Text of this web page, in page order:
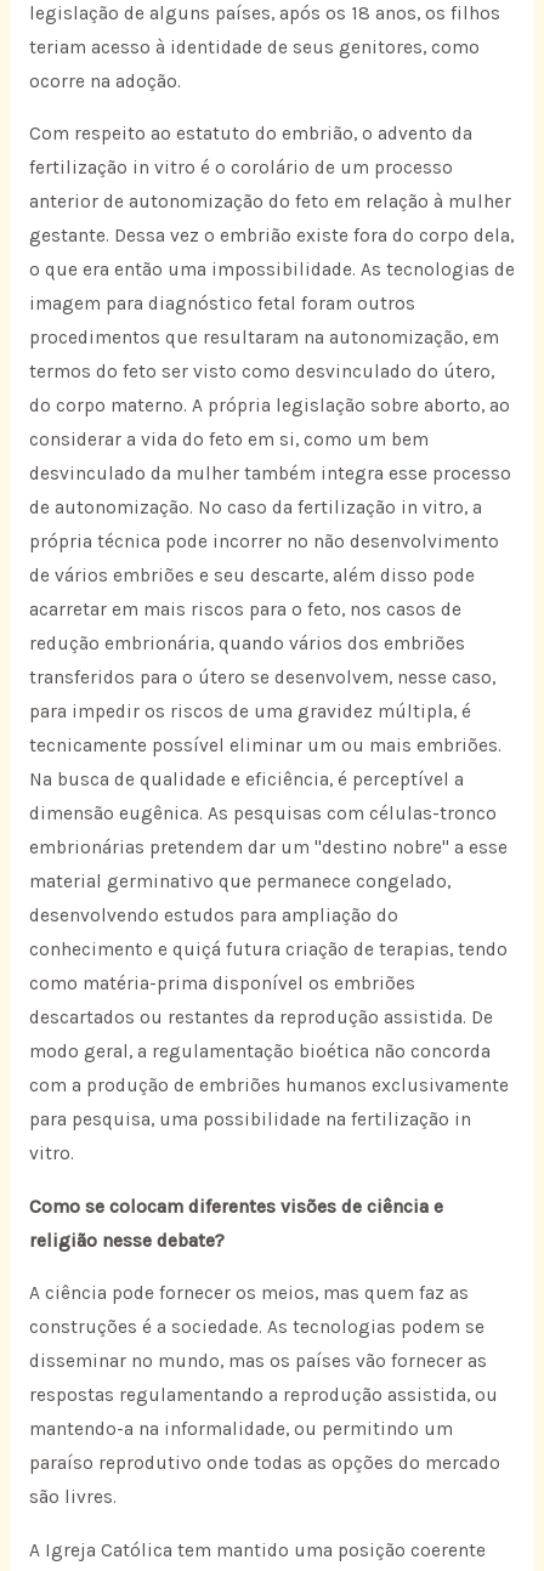
legislação de alguns países, após os 18 anos, os filhos
teriam acesso à identidade de seus genitores, como
ocorre na adoção.
Com respeito ao estatuto do embrião, o advento da
fertilização in vitro é o corolário de um processo
anterior de autonomização do feto em relação à mulher
gestante. Dessa vez o embrião existe fora do corpo dela,
o que era então uma impossibilidade. As tecnologias de
imagem para diagnóstico fetal foram outros
procedimentos que resultaram na autonomização, em
termos do feto ser visto como desvinculado do útero,
do corpo materno. A própria legislação sobre aborto, ao
considerar a vida do feto em si, como um bem
desvinculado da mulher também integra esse processo
de autonomização. No caso da fertilização in vitro, a
própria técnica pode incorrer no não desenvolvimento
de vários embriões e seu descarte, além disso pode
acarretar em mais riscos para o feto, nos casos de
redução embrionária, quando vários dos embriões
transferidos para o útero se desenvolvem, nesse caso,
para impedir os riscos de uma gravidez múltipla, é
tecnicamente possível eliminar um ou mais embriões.
Na busca de qualidade e eficiência, é perceptível a
dimensão eugênica. As pesquisas com células-tronco
embrionárias pretendem dar um "destino nobre" a esse
material germinativo que permanece congelado,
desenvolvendo estudos para ampliação do
conhecimento e quiçá futura criação de terapias, tendo
como matéria-prima disponível os embriões
descartados ou restantes da reprodução assistida. De
modo geral, a regulamentação bioética não concorda
com a produção de embriões humanos exclusivamente
para pesquisa, uma possibilidade na fertilização in
vitro.
Como se colocam diferentes visões de ciência e
religião nesse debate?
A ciência pode fornecer os meios, mas quem faz as
construções é a sociedade. As tecnologias podem se
disseminar no mundo, mas os países vão fornecer as
respostas regulamentando a reprodução assistida, ou
mantendo-a na informalidade, ou permitindo um
paraíso reprodutivo onde todas as opções do mercado
são livres.
A Igreja Católica tem mantido uma posição coerente